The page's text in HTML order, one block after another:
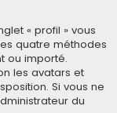
« profil » vous
quatre méthodes
ou importé.
les avatars et
Si vous ne
du